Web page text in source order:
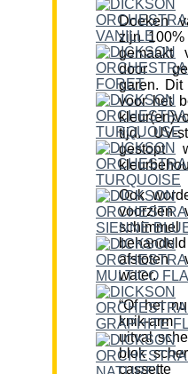
Doeken
zijn
gemaakt
door
garen. Dit
voor het
tijd. UV-
gestopt
Ook
voorzien
water.
“Of het
knik-arm
uitval
blok
cassette